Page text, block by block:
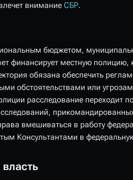
внимание СБР.
бюджетом,
финансирует местную
обязана обеспечить
обстоятельствами или
расследование переходит
вмешиваться в работу
Консультантами в